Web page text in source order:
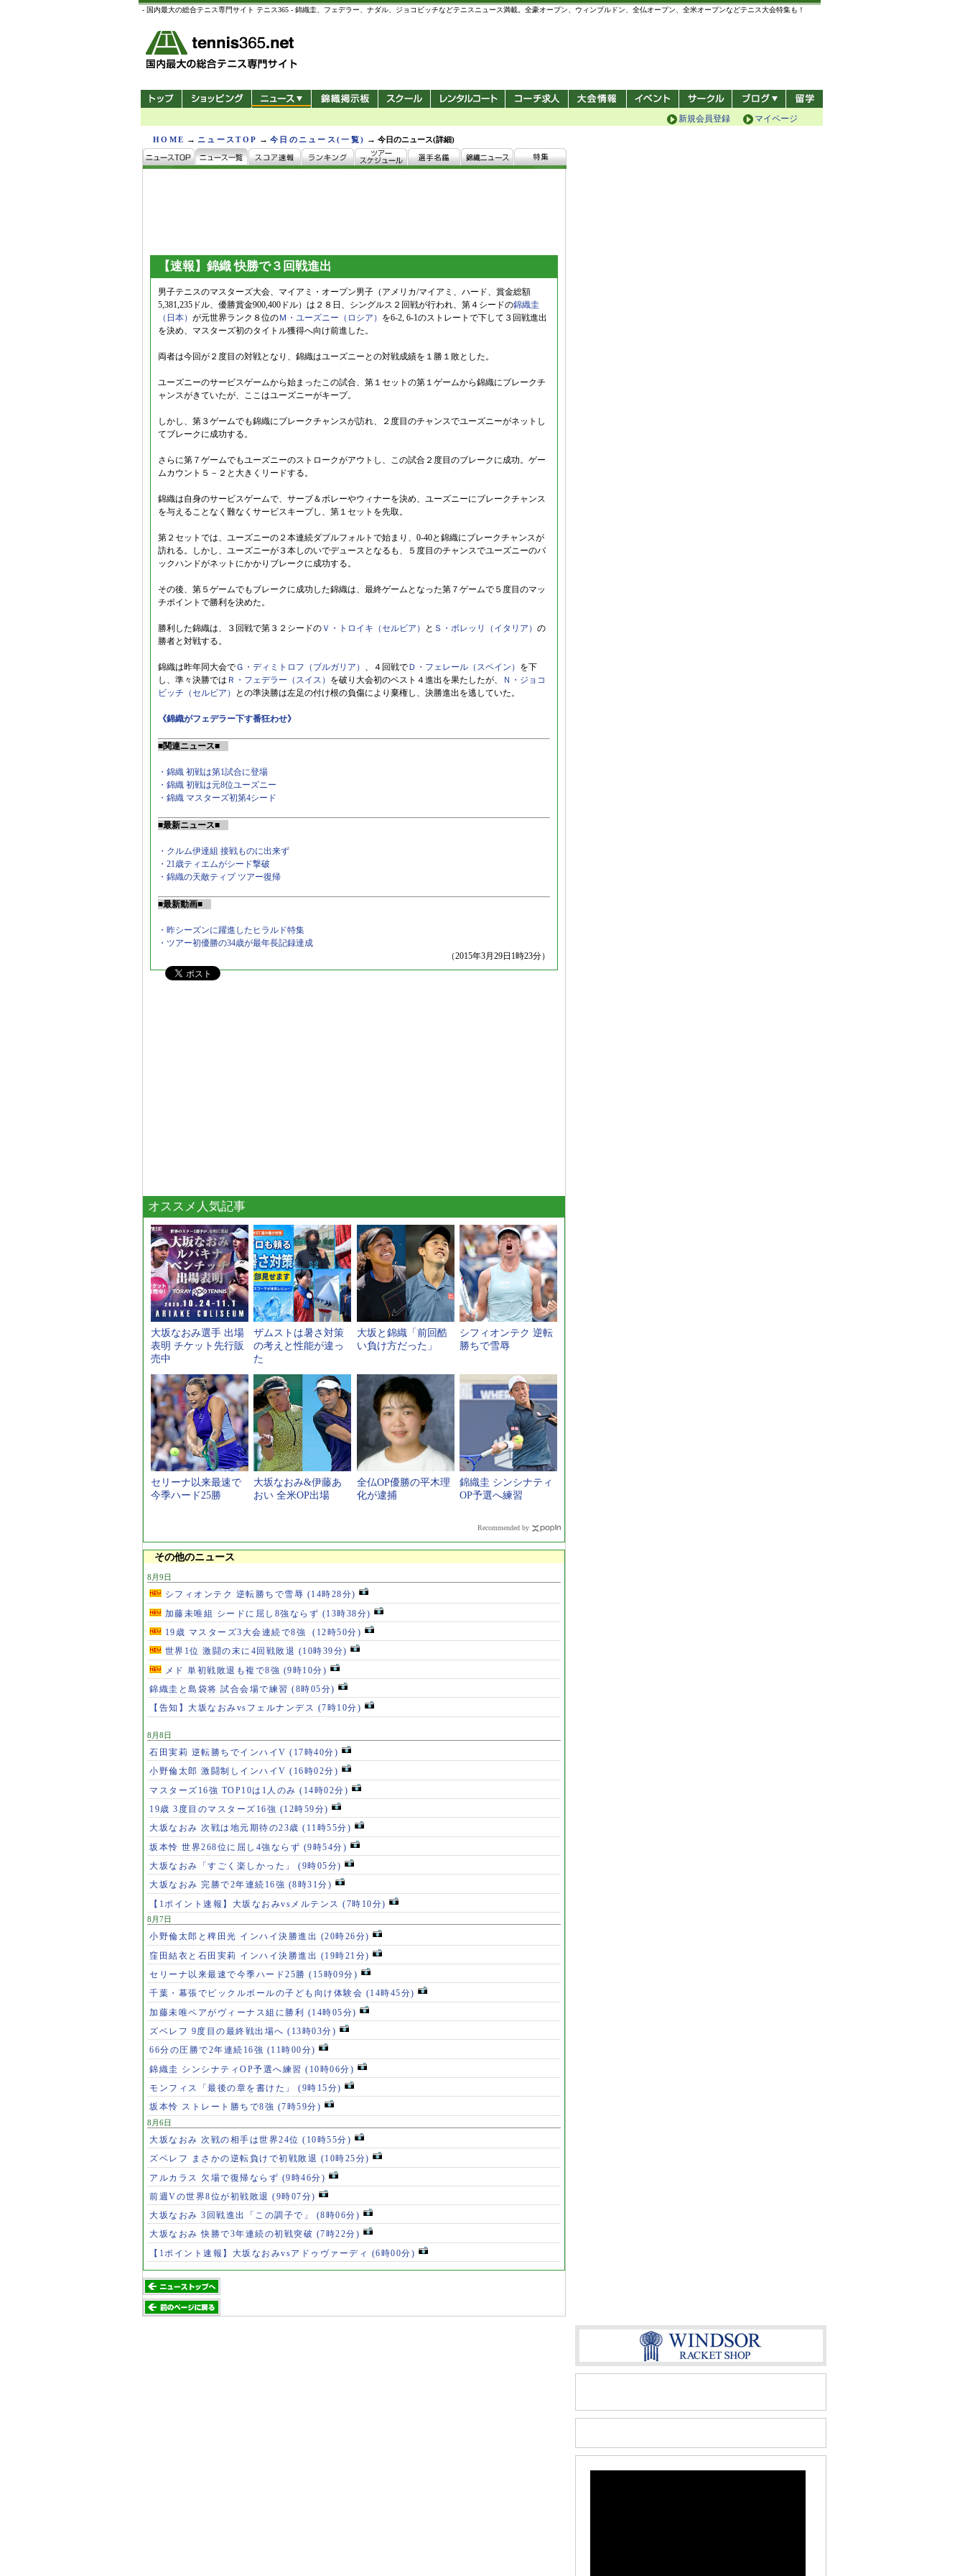
- 国内最大の総合テニス専門サイト テニス365 - 錦織圭、フェデラー、ナダル、ジョコビッチなどテニスニュース満載。全豪オープン、ウィンブルドン、全仏オープン、全米オープンなどテニス大会特集も！
マイページ
新規会員登録
HOME → ニュースTOP →今日のニュース(一覧) →今日のニュース(詳細)
【速報】錦織 快勝で３回戦進出
男子テニスのマスターズ大会、マイアミ・オープン男子（アメリカ/マイアミ、ハード、賞金総額
5,381,235ドル、優勝賞金900,400ドル）は２８日、シングルス２回戦が行われ、第４シードの錦織圭
（日本） が元世界ランク８位のＭ・ユーズニー（ロシア） を6-2, 6-1のストレートで下して３回戦進出
を決め、マスターズ初のタイトル獲得へ向け前進した。
両者は今回が２度目の対戦となり、錦織はユーズニーとの対戦成績を１勝１敗とした。
ユーズニーのサービスゲームから始まったこの試合、第１セットの第１ゲームから錦織にブレークチ
ャンスがきていたが、ここはユーズニーがキープ。
しかし、第３ゲームでも錦織にブレークチャンスが訪れ、２度目のチャンスでユーズニーがネットし
てブレークに成功する。
さらに第７ゲームでもユーズニーのストロークがアウトし、この試合２度目のブレークに成功。ゲー
ムカウント５－２と大きくリードする。
錦織は自身のサービスゲームで、サーブ＆ボレーやウィナーを決め、ユーズニーにブレークチャンス
を与えることなく難なくサービスキープし、第１セットを先取。
第２セットでは、ユーズニーの２本連続ダブルフォルトで始まり、0-40と錦織にブレークチャンスが
訪れる。しかし、ユーズニーが３本しのいでデュースとなるも、５度目のチャンスでユーズニーのバ
ックハンドがネットにかかりブレークに成功する。
その後、第５ゲームでもブレークに成功した錦織は、最終ゲームとなった第７ゲームで５度目のマッ
チポイントで勝利を決めた。
勝利した錦織は、３回戦で第３２シードの Ｖ・トロイキ（セルビア） と Ｓ・ボレッリ（イタリア） の
勝者と対戦する。
錦織は昨年同大会でＧ・ディミトロフ（ブルガリア） 、４回戦でＤ・フェレール（スペイン） を下
し、準々決勝では Ｒ・フェデラー（スイス） を破り大会初のベスト４進出を果たしたが、
Ｎ・ジョコ
ビッチ（セルビア）
との準決勝は左足の付け根の負傷により棄権し、決勝進出を逃していた。
《錦織がフェデラー下す番狂わせ》
■関連ニュース■
・錦織 初戦は第1試合に登場
・錦織 初戦は元8位ユーズニー
・錦織 マスターズ初第4シード
■最新ニュース■
・クルム伊達組 接戦ものに出来ず
・21歳ティエムがシード撃破
・錦織の天敵ティプ ツアー復帰
■最新動画■
・昨シーズンに躍進したヒラルド特集
・ツアー初優勝の34歳が最年長記録達成
（2015年3月29日1時23分）
オススメ人気記事
大坂なおみ選手 出場
表明 チケット先行販
売中
ザムストは暑さ対策
の考えと性能が違っ
た
大坂と錦織「前回酷
い負け方だった」
シフィオンテク 逆転
勝ちで雪辱
セリーナ以来最速で
今季ハード25勝
大坂なおみ&伊藤あ
おい 全米OP出場
全仏OP優勝の平木理
化が逮捕
錦織圭 シンシナティ
OP予選へ練習
Recommended by
その他のニュース
8月9日
シフィオンテク 逆転勝ちで雪辱 (14時28分)
加藤未唯組 シードに屈し8強ならず (13時38分)
19歳 マスターズ3大会連続で8強 (12時50分)
世界1位 激闘の末に4回戦敗退 (10時39分)
メド 単初戦敗退も複で8強 (9時10分)
錦織圭と島袋将 試合会場で練習 (8時05分)
【告知】大坂なおみvsフェルナンデス (7時10分)
8月8日
石田実莉 逆転勝ちでインハイV (17時40分)
小野倫太郎 激闘制しインハイV (16時02分)
マスターズ16強 TOP10は1人のみ (14時02分)
19歳 3度目のマスターズ16強 (12時59分)
大坂なおみ 次戦は地元期待の23歳 (11時55分)
坂本怜 世界268位に屈し4強ならず (9時54分)
大坂なおみ「すごく楽しかった」 (9時05分)
大坂なおみ 完勝で2年連続16強 (8時31分)
【1ポイント速報】大坂なおみvsメルテンス (7時10分)
8月7日
小野倫太郎と稗田光 インハイ決勝進出 (20時26分)
窪田結衣と石田実莉 インハイ決勝進出 (19時21分)
セリーナ以来最速で今季ハード25勝 (15時09分)
千葉・幕張でピックルボールの子ども向け体験会 (14時45分)
加藤未唯ペアがヴィーナス組に勝利 (14時05分)
ズベレフ 9度目の最終戦出場へ (13時03分)
66分の圧勝で2年連続16強 (11時00分)
錦織圭 シンシナティOP予選へ練習 (10時06分)
モンフィス「最後の章を書けた」 (9時15分)
坂本怜 ストレート勝ちで8強 (7時59分)
8月6日
大坂なおみ 次戦の相手は世界24位 (10時55分)
ズベレフ まさかの逆転負けで初戦敗退 (10時25分)
アルカラス 欠場で復帰ならず (9時46分)
前週Vの世界8位が初戦敗退 (9時07分)
大坂なおみ 3回戦進出「この調子で」 (8時06分)
大坂なおみ 快勝で3年連続の初戦突破 (7時22分)
【1ポイント速報】大坂なおみvsアドゥヴァーディ (6時00分)